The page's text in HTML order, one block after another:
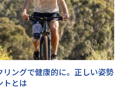
ングで健康的に。正しい姿勢
トとは